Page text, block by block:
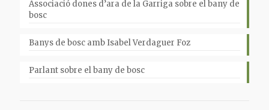
Associació dones d’ara de la Garriga sobre el bany de
bosc
Banys de bosc amb Isabel Verdaguer Foz
Parlant sobre el bany de bosc